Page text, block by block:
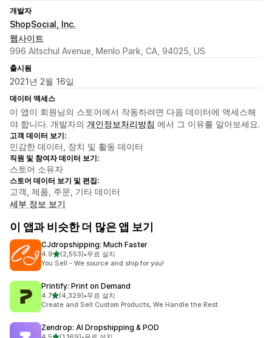
개발자
ShopSocial, Inc.
웹사이트
996 Altschul Avenue, Menlo Park, CA, 94025, US
출시됨
2021년 2월 16일
데이터 액세스
이 앱이 회원님의 스토어에서 작동하려면 다음 데이터에 액세스해
야 합니다. 개발자의 개인정보처리방침 에서 그 이유를 알아보세요.
고객 데이터 보기:
민감한 데이터, 장치 및 활동 데이터
직원 및 참여자 데이터 보기:
스토어 소유자
스토어 데이터 보기 및 편집:
고객, 제품, 주문, 기타 데이터
세부 정보 보기
이 앱과 비슷한 더 많은 앱 보기
CJdropshipping: Much Faster
4.9별 5개 중
(2,553)
총 리뷰 2553개
•무료 설치
You Sell - We source and ship for you!
Printify: Print on Demand
4.7별 5개 중
(4,329)
총 리뷰 4329개
•무료 설치
Create and Sell Custom Products, We Handle the Rest.
Zendrop: AI Dropshipping & POD